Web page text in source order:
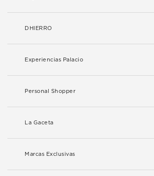
DHIERRO
Experiencias Palacio
Personal Shopper
La Gaceta
Marcas Exclusivas